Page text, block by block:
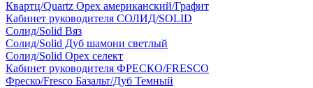
Квартц/Quartz Орех американский/Графит
Кабинет руководителя СОЛИД/SOLID
Солид/Solid Вяз
Солид/Solid Дуб шамони светлый
Солид/Solid Орех селект
Кабинет руководителя ФРЕСКО/FRESCO
Фреско/Fresco Базальт/Дуб Темный